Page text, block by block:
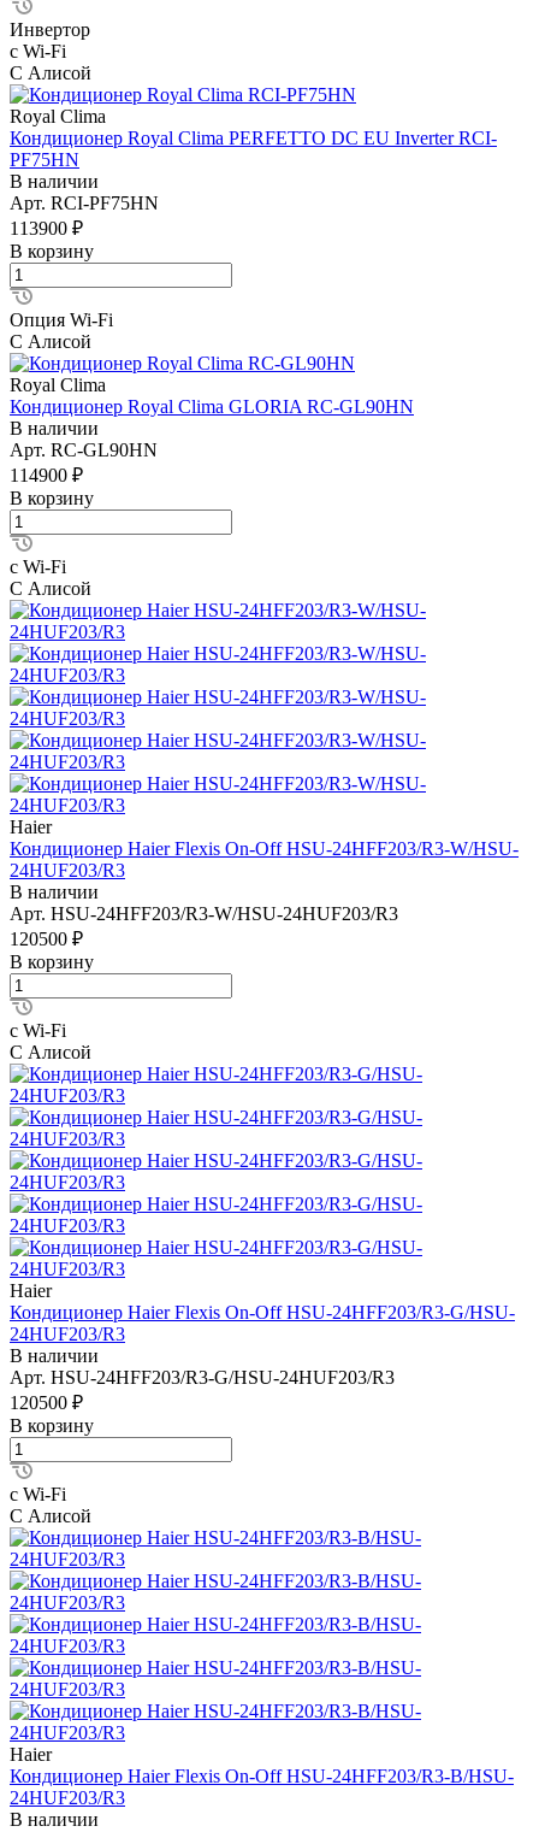
Инвертор
с Wi-Fi
С Алисой
Royal Clima
Кондиционер Royal Clima PERFETTO DC EU Inverter RCI-
PF75HN
В наличии
Арт. RCI-PF75HN
113900 ₽
В корзину
Опция Wi-Fi
С Алисой
Royal Clima
Кондиционер Royal Clima GLORIA RC-GL90HN
В наличии
Арт. RC-GL90HN
114900 ₽
В корзину
с Wi-Fi
С Алисой
Haier
Кондиционер Haier Flexis On-Off HSU-24HFF203/R3-W/HSU-
24HUF203/R3
В наличии
Арт. HSU-24HFF203/R3-W/HSU-24HUF203/R3
120500 ₽
В корзину
с Wi-Fi
С Алисой
Haier
Кондиционер Haier Flexis On-Off HSU-24HFF203/R3-G/HSU-
24HUF203/R3
В наличии
Арт. HSU-24HFF203/R3-G/HSU-24HUF203/R3
120500 ₽
В корзину
с Wi-Fi
С Алисой
Haier
Кондиционер Haier Flexis On-Off HSU-24HFF203/R3-B/HSU-
24HUF203/R3
В наличии